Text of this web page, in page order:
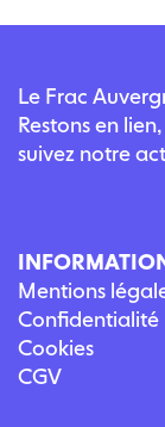
Le Frac
Restons en
suivez notre
Mentions
Confidentialité
Cookies
CGV